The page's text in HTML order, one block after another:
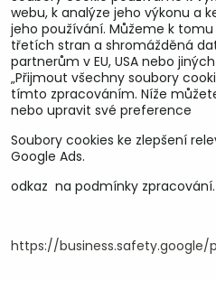
U&M parts s.r.o.
U Zastávky 150, Horní Staré
DIČ CZ25930184
webu, k analýze jeho výkonu a
jeho používání. Můžeme k
třetích stran a shromážděná
partnerům v EU, USA nebo
„Přijmout všechny soubory
tímto zpracováním. Níže
nebo upravit své preference
Soubory cookies ke zlepšení
Google Ads.
odkaz na podmínky zpracování.
https://business.safety.google/